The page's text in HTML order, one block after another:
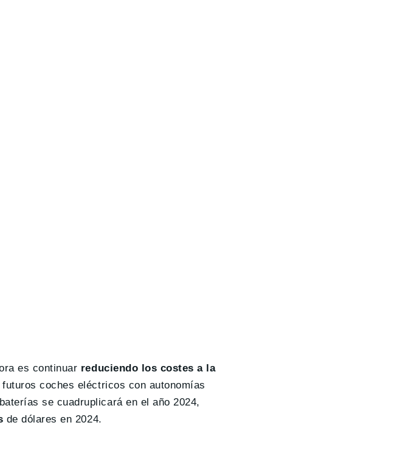
es continuar reduciendo los costes a la
coches eléctricos con autonomías
se cuadruplicará en el año 2024,
de dólares en 2024.